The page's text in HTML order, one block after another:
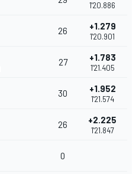
1'20.886
26 +1.279
1'20.901
27 +1.783
1'21.405
30 +1.952
1'21.574
26 +2.225
1'21.847
0